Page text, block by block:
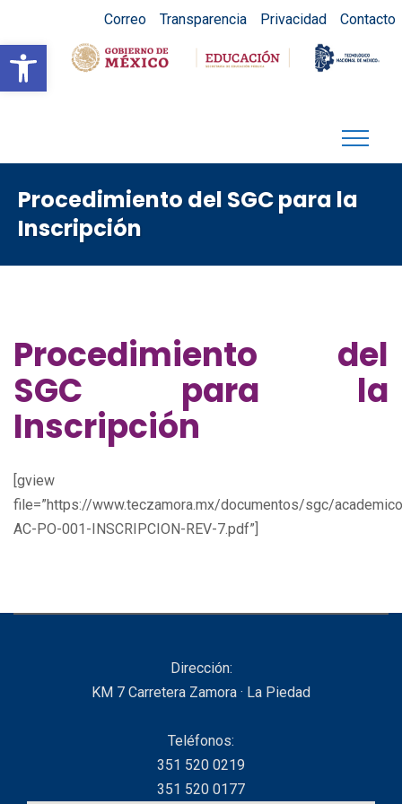
Abrir barra de herramientas
Correo Transparencia Privacidad Contacto
Procedimiento del SGC para la
Inscripción
Procedimiento del
SGC para la
Inscripción
[gview
file=”https://www.teczamora.mx/documentos/sgc/
AC-PO-001-INSCRIPCION-REV-7.pdf”]
Dirección:
KM 7 Carretera Zamora · La Piedad
Teléfonos:
351 520 0219
351 520 0177